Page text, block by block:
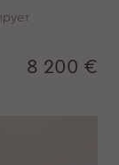
8 200 €